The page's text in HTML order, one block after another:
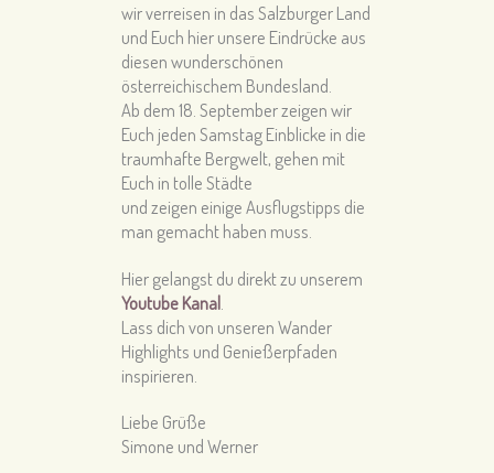
wir verreisen in das Salzburger Land
und Euch hier unsere Eindrücke aus
diesen wunderschönen
österreichischem Bundesland.
Ab dem 18. September zeigen wir
Euch jeden Samstag Einblicke in die
traumhafte Bergwelt, gehen mit
Euch in tolle Städte
und zeigen einige Ausflugstipps die
man gemacht haben muss.
Hier gelangst du direkt zu unserem
Youtube Kanal
Lass dich von unseren Wander
Highlights und Genießerpfaden
inspirieren.
Liebe Grüße
Simone und Werner